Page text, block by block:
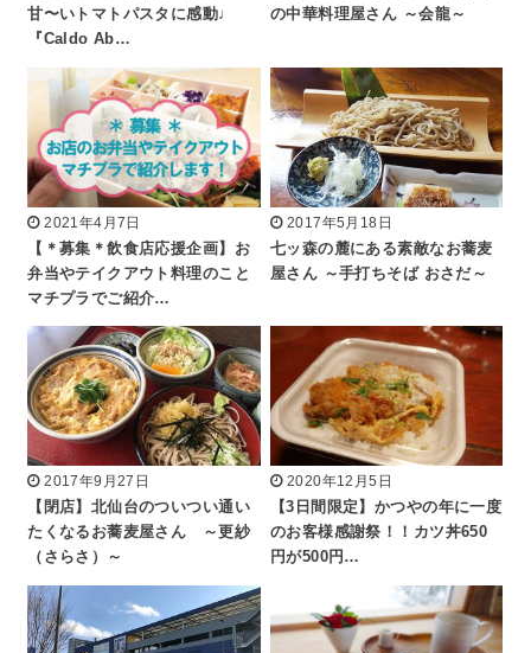
甘〜いトマトパスタに感動♩
『Caldo Ab…
の中華料理屋さん ～会龍～
2021年4月7日
【＊募集＊飲食店応援企画】お
弁当やテイクアウト料理のこと
マチプラでご紹介…
2017年5月18日
七ッ森の麓にある素敵なお蕎麦
屋さん ～手打ちそば おさだ～
2017年9月27日
【閉店】北仙台のついつい通い
たくなるお蕎麦屋さん ～更紗
（さらさ）～
2020年12月5日
【3日間限定】かつやの年に一度
のお客様感謝祭！！カツ丼650
円が500円…